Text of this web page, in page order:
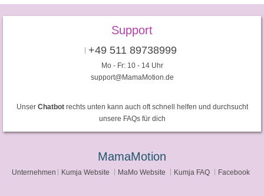
Support
+49 511 89738999
Mo - Fr: 10 - 14 Uhr
support@MamaMotion.de
Unser Chatbotrechts unten kann auch oft schnell helfen und durchsucht
unsere FAQs für dich
MamaMotion
Unternehmen Kumja Website MaMo Website Kumja FAQ Facebook